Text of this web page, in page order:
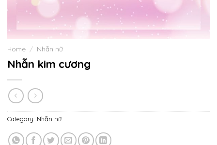
Home / Nhẫn nữ
Nhẫn kim cương
Category: Nhẫn nữ